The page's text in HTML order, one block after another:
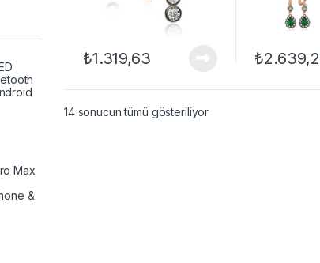
₺1.319,63 ₺
Bu ürünün
14 sonucun tümü gösteriliyor
Max
&